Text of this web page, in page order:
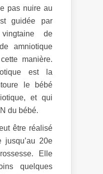
pas nuire au
guidée par
de
amniotique
manière.
est la
le bébé
et qui
du bébé.
être réalisé
20e
Elle
quelques